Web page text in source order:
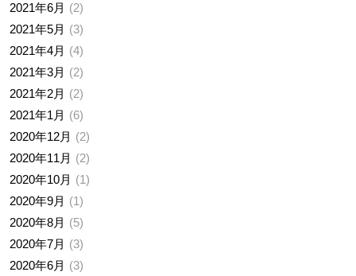
2021年6月
2
2021年5月
3
2021年4月
4
2021年3月
2
2021年2月
2
2021年1月
6
2020年12月
2
2020年11月
2
2020年10月
1
2020年9月
1
2020年8月
5
2020年7月
3
2020年6月
3